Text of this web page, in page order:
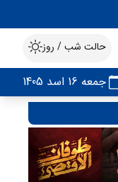
حالت شب / روز
جمعه 16 اسد 1405